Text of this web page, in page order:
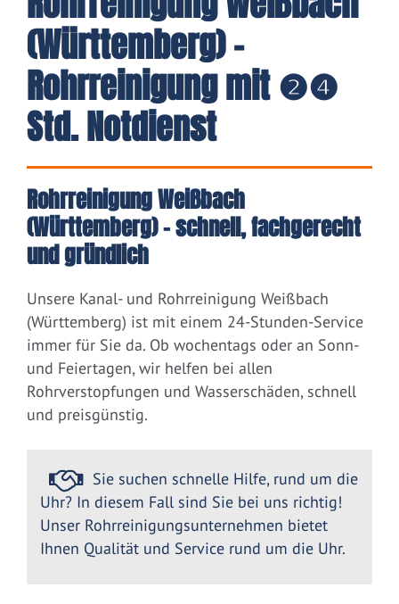
(Württemberg) -
Rohrreinigung mit ❷❹
Std. Notdienst
Rohrreinigung Weißbach
(Württemberg) – schnell, fachgerecht
und gründlich
Unsere Kanal- und Rohrreinigung Weißbach
(Württemberg) ist mit einem 24-Stunden-Service
immer für Sie da. Ob wochentags oder an Sonn-
und Feiertagen, wir helfen bei allen
Rohrverstopfungen und Wasserschäden, schnell
und preisgünstig.
Sie suchen schnelle Hilfe, rund um die
Uhr? In diesem Fall sind Sie bei uns richtig!
Unser Rohrreinigungsunternehmen bietet
Ihnen Qualität und Service rund um die Uhr.